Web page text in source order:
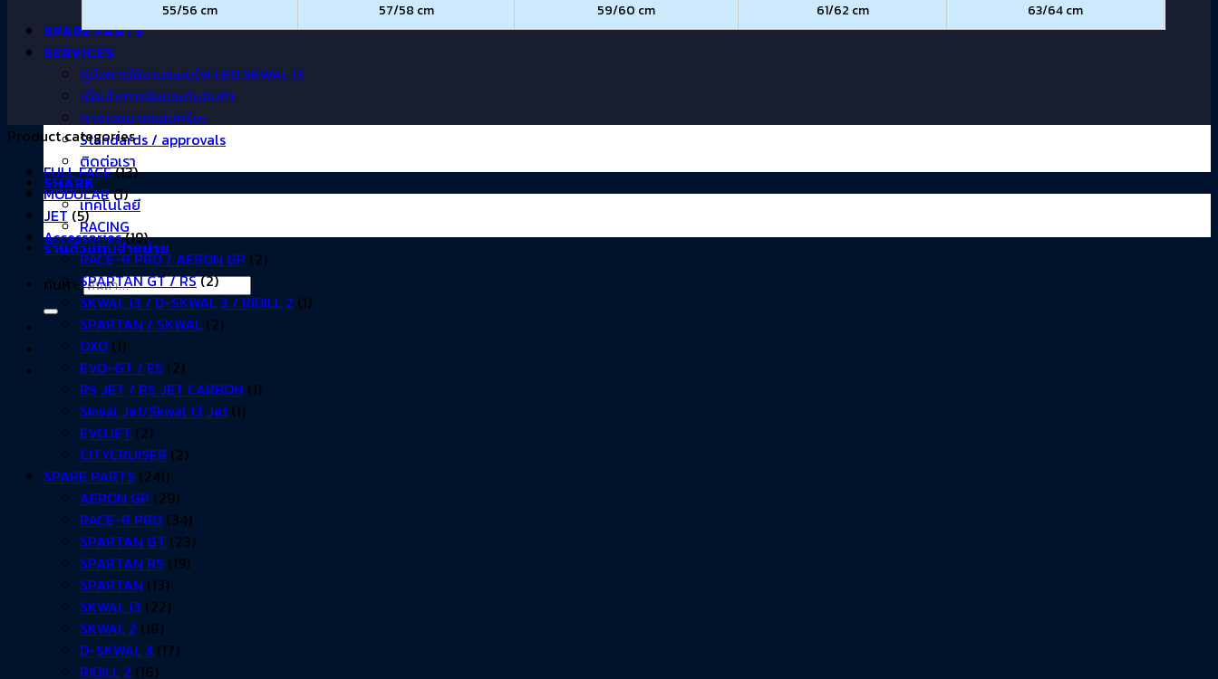
SPARE PARTS
SERVICES
คู่มือการใช้งานระบบไฟ LED SKWAL i3
เงื่อนไขการรับประกันสินค้า
ตารางขนาดรอบศรีษะ
Standards / approvals
ติดต่อเรา
SHARK
เทคโนโลยี
RACING
ร้านตัวแทนจำหน่าย
ค้นหา:
55/56 cm
57/58 cm 59/60 cm 61/62 cm 63/64 cm
Product categories
FULL FACE(13)
MODULAR(1)
JET (5)
Accessories(19)
RACE-R PRO / AERON GP (2)
SPARTAN GT / RS(2)
SKWAL i3 / D-SKWAL 3 / RIDILL 2 (1)
SPARTAN / SKWAL (2)
OXO (1)
EVO-GT / ES (2)
RS JET / RS JET CARBON (1)
Skwal Jet/Skwal i3 Jet (1)
EVOJET (2)
CITYCRUISER (2)
SPARE PARTS (241)
AERON GP (29)
RACE-R PRO (34)
SPARTAN GT (23)
SPARTAN RS (19)
SPARTAN (13)
SKWAL i3 (22)
SKWAL 2 (18)
D-SKWAL 3 (17)
RIDILL 2 (16)